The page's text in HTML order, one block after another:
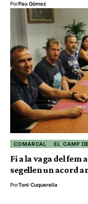
PorPau Gómez
COMARCAL EL CAMP
Fi a la vaga del fem
segellen un acord
PorToni Cuquerella